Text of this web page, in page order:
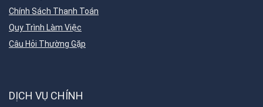
Chính Sách Thanh Toán
Quy Trình Làm Việc
Câu Hỏi Thường Gặp
DỊCH VỤ CHÍNH